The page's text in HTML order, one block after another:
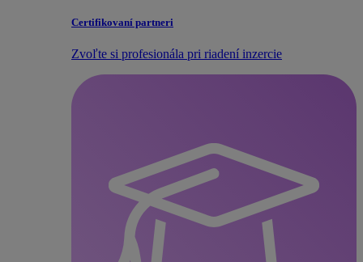
Certifikovaní partneri
Zvoľte si profesionála pri riadení inzercie